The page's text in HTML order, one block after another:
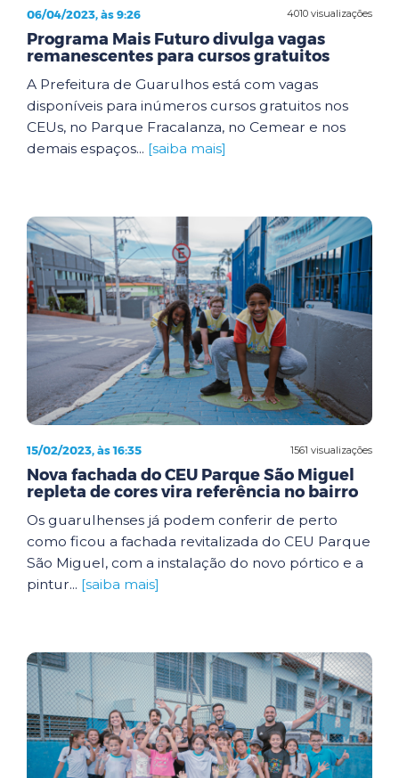
4010 visualizações
06/04/2023, às 9:26
Programa Mais Futuro divulga vagas
remanescentes para cursos gratuitos
A Prefeitura de Guarulhos está com vagas
disponíveis para inúmeros cursos gratuitos nos
CEUs, no Parque Fracalanza, no Cemear e nos
demais espaços... [saiba mais]
1561 visualizações
15/02/2023, às 16:35
Nova fachada do CEU Parque São Miguel
repleta de cores vira referência no bairro
Os guarulhenses já podem conferir de perto
como ficou a fachada revitalizada do CEU Parque
São Miguel, com a instalação do novo pórtico e a
pintur... [saiba mais]